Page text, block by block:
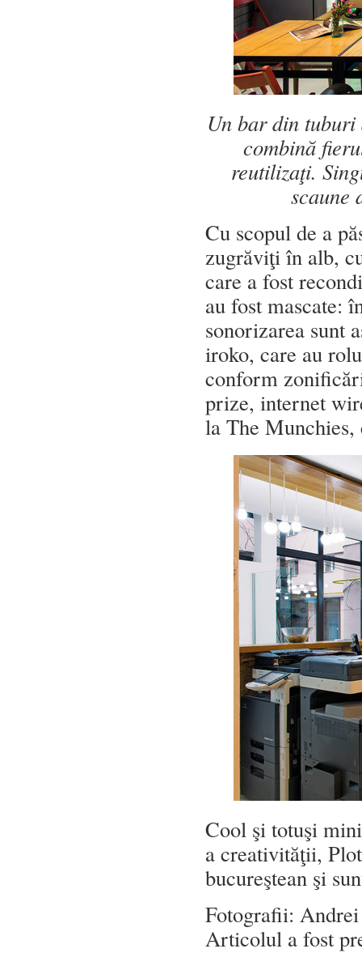
Un bar din tuburi
combină
reutilizaţi.
scaune
Cu scopul de a
zugrăviţi în alb,
care a fost
au fost mascate:
sonorizarea sunt
iroko, care au
conform
prize, internet
la The Munchies,
Cool şi totuşi
a creativităţii,
bucureştean şi
Fotografii: Andrei
Articolul a fost